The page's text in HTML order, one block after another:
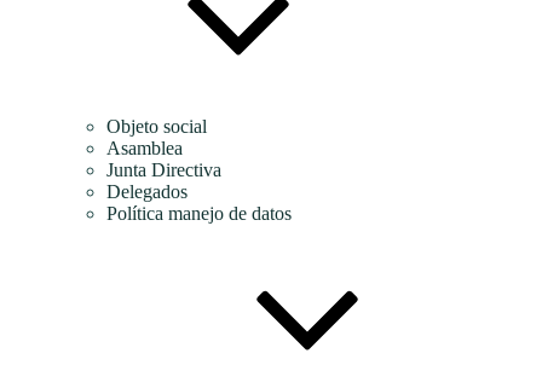
Objeto social
Asamblea
Junta Directiva
Delegados
Política manejo de datos